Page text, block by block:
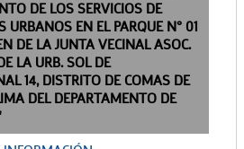
DE LOS SERVICIOS DE
URBANOS EN EL PARQUE N° 01
DE LA JUNTA VECINAL ASOC.
LA URB. SOL DE
14, DISTRITO DE COMAS DE
DEL DEPARTAMENTO DE